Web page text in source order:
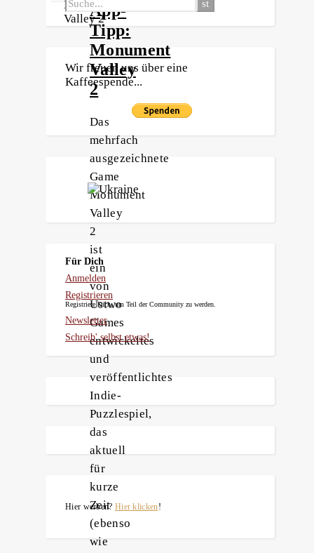
App-
Tipp:
Monument
Valley
2
Das
mehrfach
ausgezeichnete
Game
Monument
Valley
2
ist
ein
von
Ustwo
Games
entwickeltes
und
veröffentlichtes
Indie-
Puzzlespiel,
das
aktuell
für
kurze
Zeit
(ebenso
wie
Wir freuen uns über eine
Kaffeespende...
Für Dich
Anmelden
Registrieren
Registriere Dich, um Teil der Community zu werden.
Newsletter
Schreib' selbst etwas!
Hier werben? Hier klicken!